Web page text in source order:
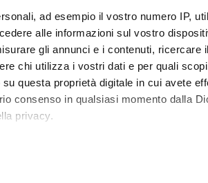
ad esempio il vostro numero IP,
alle informazioni sul vostro
gli annunci e i contenuti, ricercare
chi utilizza i vostri dati e per quali
questa proprietà digitale in cui avete
consenso in qualsiasi momento dalla
privacy.
in qualsiasi momento dalla Dichiarazione
Compila il
tua
IVA N. 03793970371 - CAP. SOC. INT.VERS. €